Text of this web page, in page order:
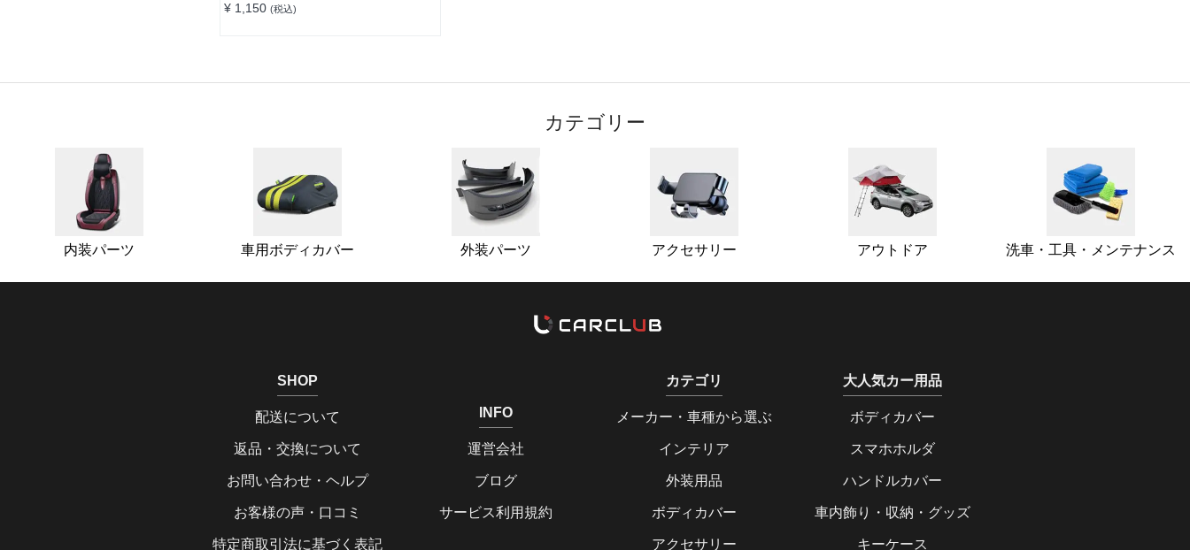
¥ 1,150 (税込)
カテゴリー
内装パーツ 車用ボディカバー 外装パーツ アクセサリー アウトドア 洗車・工具・メンテナンス
SHOP
配送について
返品・交換について
お問い合わせ・ヘルプ
お客様の声・口コミ
特定商取引法に基づく表記
INFO
運営会社
ブログ
サービス利用規約
カテゴリ
メーカー・車種から選ぶ
インテリア
外装用品
ボディカバー
アクセサリー
大人気カー用品
ボディカバー
スマホホルダ
ハンドルカバー
車内飾り・収納・グッズ
キーケース